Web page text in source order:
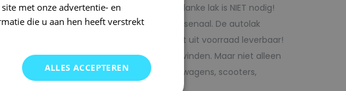
en makkelijk te verwerken. Extra blanke lak is NIET nodig!
veel kleurencombinaties in ons arsenaal. De autolak
is afgevuld met professionele verf. Direct uit voorraad leverbaar!
gewenste kleur voor uw auto bij SRS kunt vinden. Maar niet alleen
kunt u ook bij ons terecht voor bedrijfswagens, scooters,
met onze advertentie- en
die u aan hen heeft verstrekt
ALLES ACCEPTEREN